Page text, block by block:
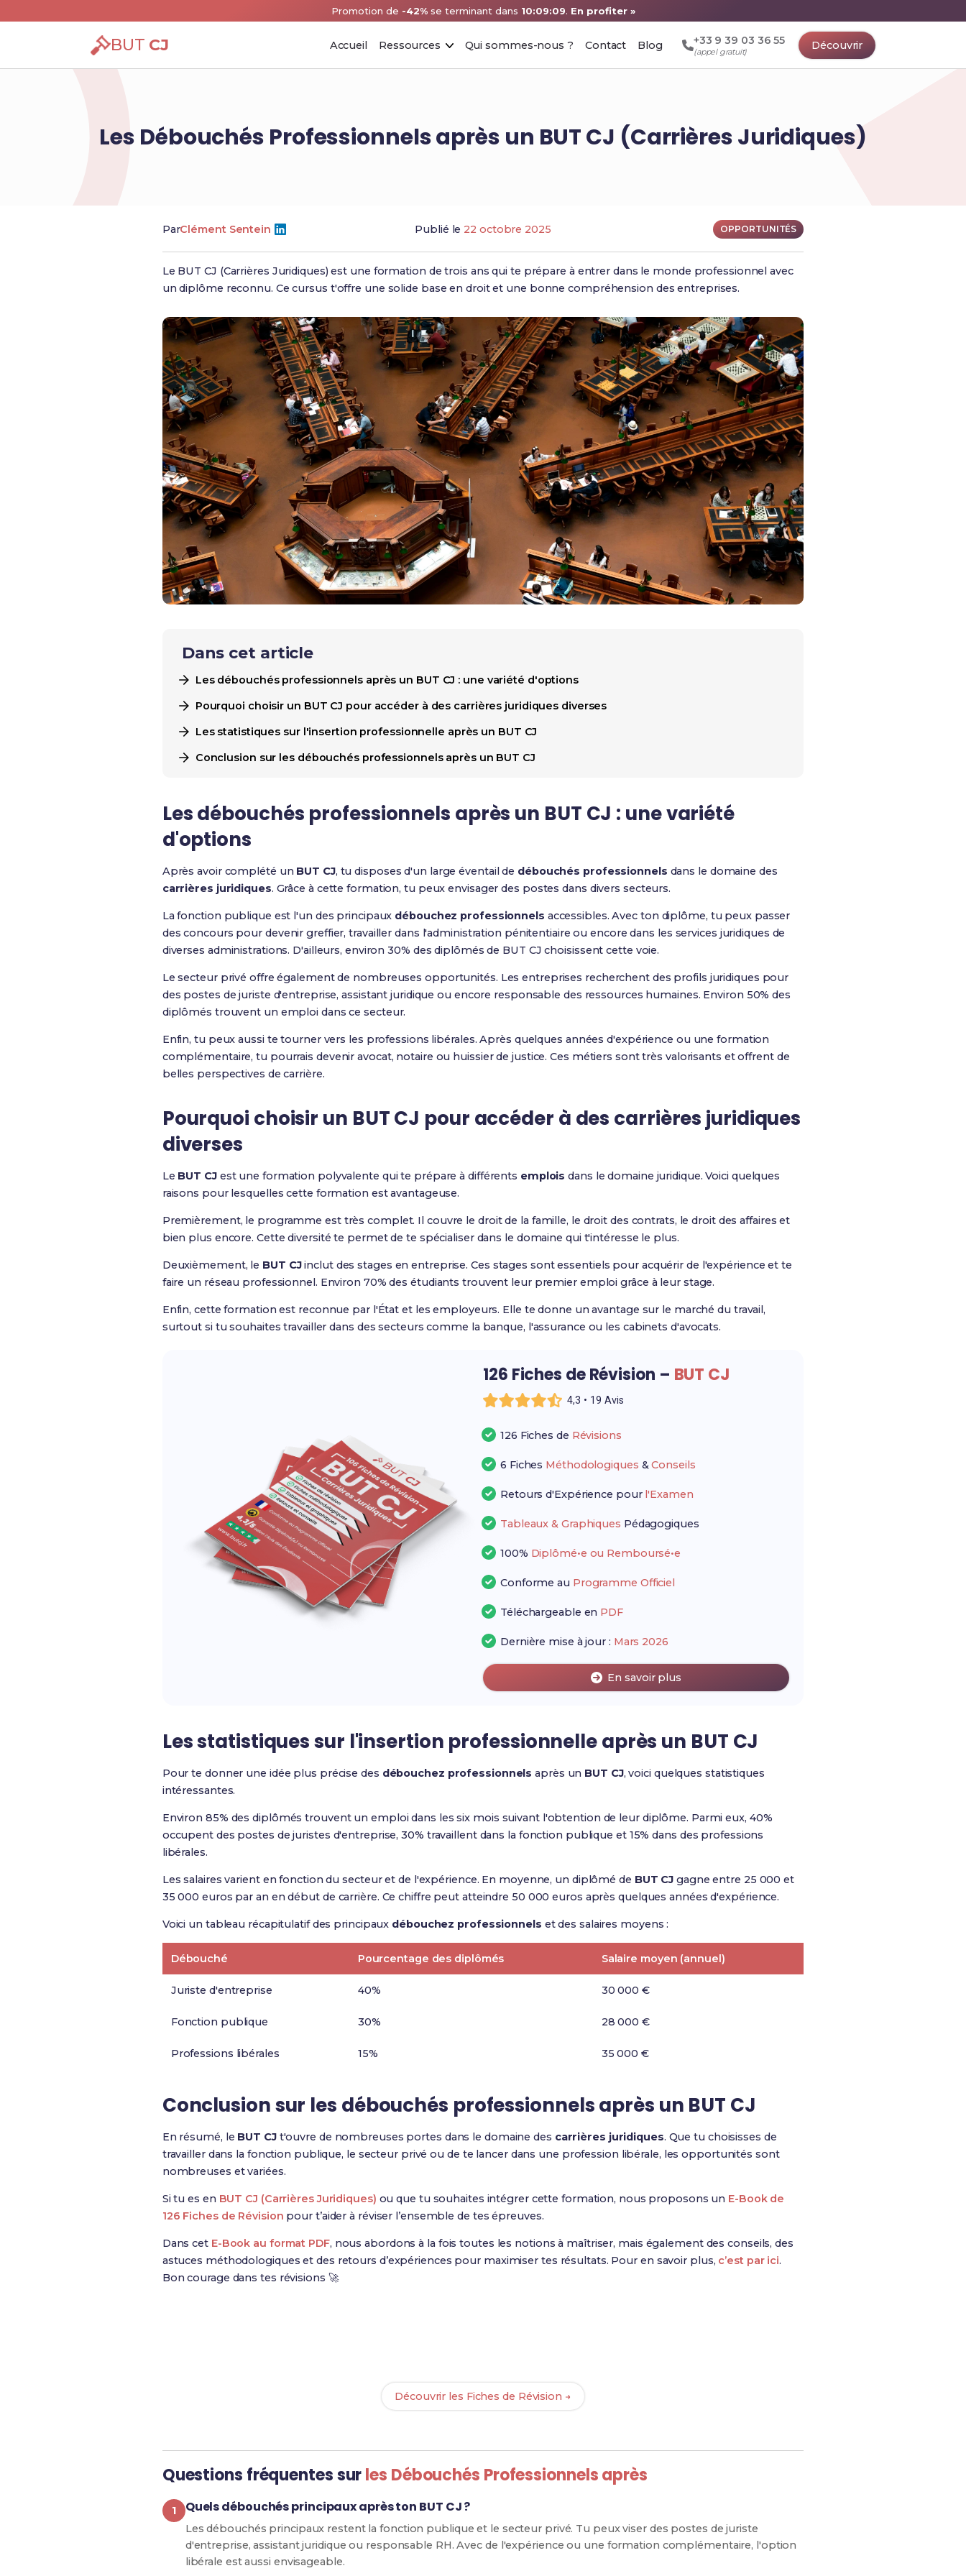
Promotion de -42%se terminant dans 10:09:08. En profiter »
BUT CJ Accueil Ressources Qui sommes-nous ? Contact Blog +33 9 39 03 36 55
(appel gratuit)
Découvrir
Les Débouchés Professionnels après un BUT CJ (Carrières Juridiques)
ParClément Sentein Publié le 22 octobre 2025 OPPORTUNITÉS
Le BUT CJ (Carrières Juridiques) est une formation de trois ans qui te prépare à entrer dans le monde professionnel avec
un diplôme reconnu. Ce cursus t'offre une solide base en droit et une bonne compréhension des entreprises.
Dans cet article
Les débouchés professionnels après un BUT CJ : une variété d'options
Pourquoi choisir un BUT CJ pour accéder à des carrières juridiques diverses
Les statistiques sur l'insertion professionnelle après un BUT CJ
Conclusion sur les débouchés professionnels après un BUT CJ
Les débouchés professionnels après un BUT CJ : une variété
d'options
Après avoir complété un BUT CJ, tu disposes d'un large éventail de débouchés professionnels dans le domaine des
carrières juridiques. Grâce à cette formation, tu peux envisager des postes dans divers secteurs.
La fonction publique est l'un des principaux débouchez professionnels accessibles. Avec ton diplôme, tu peux passer
des concours pour devenir greffier, travailler dans l'administration pénitentiaire ou encore dans les services juridiques de
diverses administrations. D'ailleurs, environ 30% des diplômés de BUT CJ choisissent cette voie.
Le secteur privé offre également de nombreuses opportunités. Les entreprises recherchent des profils juridiques pour
des postes de juriste d'entreprise, assistant juridique ou encore responsable des ressources humaines. Environ 50% des
diplômés trouvent un emploi dans ce secteur.
Enfin, tu peux aussi te tourner vers les professions libérales. Après quelques années d'expérience ou une formation
complémentaire, tu pourrais devenir avocat, notaire ou huissier de justice. Ces métiers sont très valorisants et offrent de
belles perspectives de carrière.
Pourquoi choisir un BUT CJ pour accéder à des carrières juridiques
diverses
Le BUT CJest une formation polyvalente qui te prépare à différents emplois dans le domaine juridique. Voici quelques
raisons pour lesquelles cette formation est avantageuse.
Premièrement, le programme est très complet. Il couvre le droit de la famille, le droit des contrats, le droit des affaires et
bien plus encore. Cette diversité te permet de te spécialiser dans le domaine qui t'intéresse le plus.
Deuxièmement, le BUT CJinclut des stages en entreprise. Ces stages sont essentiels pour acquérir de l'expérience et te
faire un réseau professionnel. Environ 70% des étudiants trouvent leur premier emploi grâce à leur stage.
Enfin, cette formation est reconnue par l'État et les employeurs. Elle te donne un avantage sur le marché du travail,
surtout si tu souhaites travailler dans des secteurs comme la banque, l'assurance ou les cabinets d'avocats.
126 Fiches de Révision – BUT CJ
4,3 • 19 Avis
126 Fiches de Révisions
6 Fiches Méthodologiques &Conseils
Retours d'Expérience pour l'Examen
Tableaux & Graphiques Pédagogiques
100% Diplômé•e ou Remboursé•e
Conforme au Programme Officiel
Téléchargeable en PDF
Dernière mise à jour : Mars 2026
En savoir plus
Les statistiques sur l'insertion professionnelle après un BUT CJ
Pour te donner une idée plus précise des débouchez professionnels après un BUT CJ, voici quelques statistiques
intéressantes.
Environ 85% des diplômés trouvent un emploi dans les six mois suivant l'obtention de leur diplôme. Parmi eux, 40%
occupent des postes de juristes d'entreprise, 30% travaillent dans la fonction publique et 15% dans des professions
libérales.
Les salaires varient en fonction du secteur et de l'expérience. En moyenne, un diplômé de BUT CJ gagne entre 25 000 et
35 000 euros par an en début de carrière. Ce chiffre peut atteindre 50 000 euros après quelques années d'expérience.
Voici un tableau récapitulatif des principaux débouchez professionnels et des salaires moyens :
Débouché Pourcentage des diplômés Salaire moyen (annuel)
Juriste d'entreprise 40% 30 000 €
Fonction publique 30% 28 000 €
Professions libérales 15% 35 000 €
Conclusion sur les débouchés professionnels après un BUT CJ
En résumé, le BUT CJt'ouvre de nombreuses portes dans le domaine des carrières juridiques. Que tu choisisses de
travailler dans la fonction publique, le secteur privé ou de te lancer dans une profession libérale, les opportunités sont
nombreuses et variées.
Si tu es en BUT CJ (Carrières Juridiques) ou que tu souhaites intégrer cette formation, nous proposons un E-Book de
126 Fiches de Révision pour t’aider à réviser l’ensemble de tes épreuves.
Dans cet E-Book au format PDF, nous abordons à la fois toutes les notions à maîtriser, mais également des conseils, des
astuces méthodologiques et des retours d’expériences pour maximiser tes résultats. Pour en savoir plus, c’est par ici.
Bon courage dans tes révisions 🚀
Découvrir les Fiches de Révision →
Questions fréquentes surles Débouchés Professionnels après
Quels débouchés principaux après ton BUT CJ ?
Les débouchés principaux restent la fonction publique et le secteur privé. Tu peux viser des postes de juriste
d'entreprise, assistant juridique ou responsable RH. Avec de l'expérience ou une formation complémentaire, l'option
libérale est aussi envisageable.